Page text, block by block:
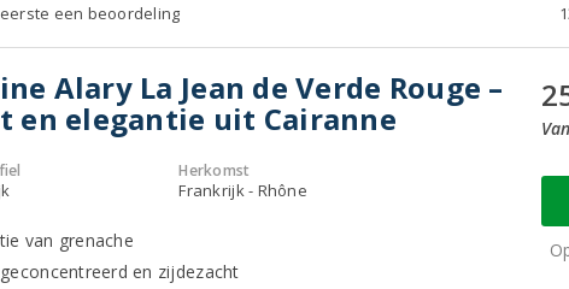
een beoordeling
Alary La Jean de Verde Rouge –
en elegantie uit Cairanne
Herkomst
Frankrijk - Rhône
van grenache
en zijdezacht